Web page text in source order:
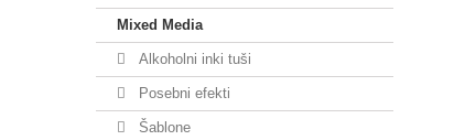
Mixed Media
Alkoholni inki tuši
Posebni efekti
Šablone